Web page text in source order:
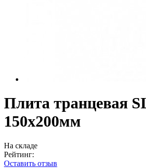
Плита транцевая
150х200мм
На складе
Рейтинг:
Оставить отзыв